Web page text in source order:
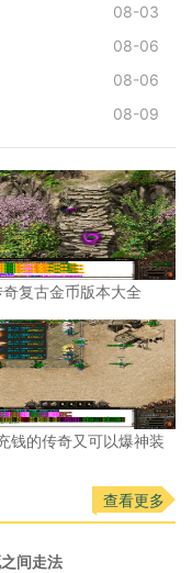
08-03
08-06
08-06
08-09
奇复古金币版本大全
钱的传奇又可以爆神装
查看更多
间走法